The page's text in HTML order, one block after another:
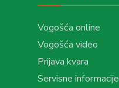
Vogošća online
Vogošća video
Prijava kvara
Servisne informacije